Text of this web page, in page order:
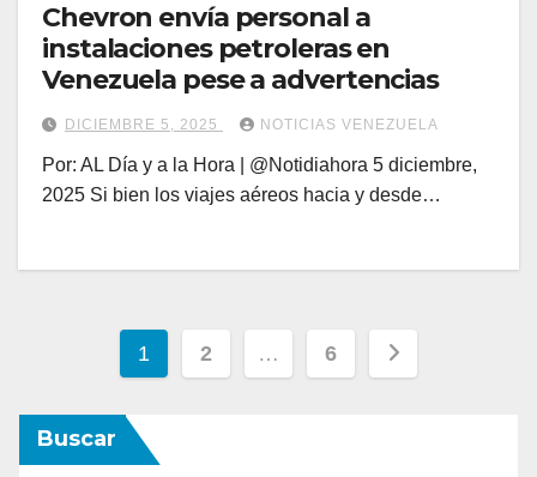
Chevron envía personal a
instalaciones petroleras en
Venezuela pese a advertencias
DICIEMBRE 5, 2025 NOTICIAS VENEZUELA
Por: AL Día y a la Hora | @Notidiahora 5 diciembre,
2025 Si bien los viajes aéreos hacia y desde…
Paginación
de
entradas
1 2 … 6
Buscar